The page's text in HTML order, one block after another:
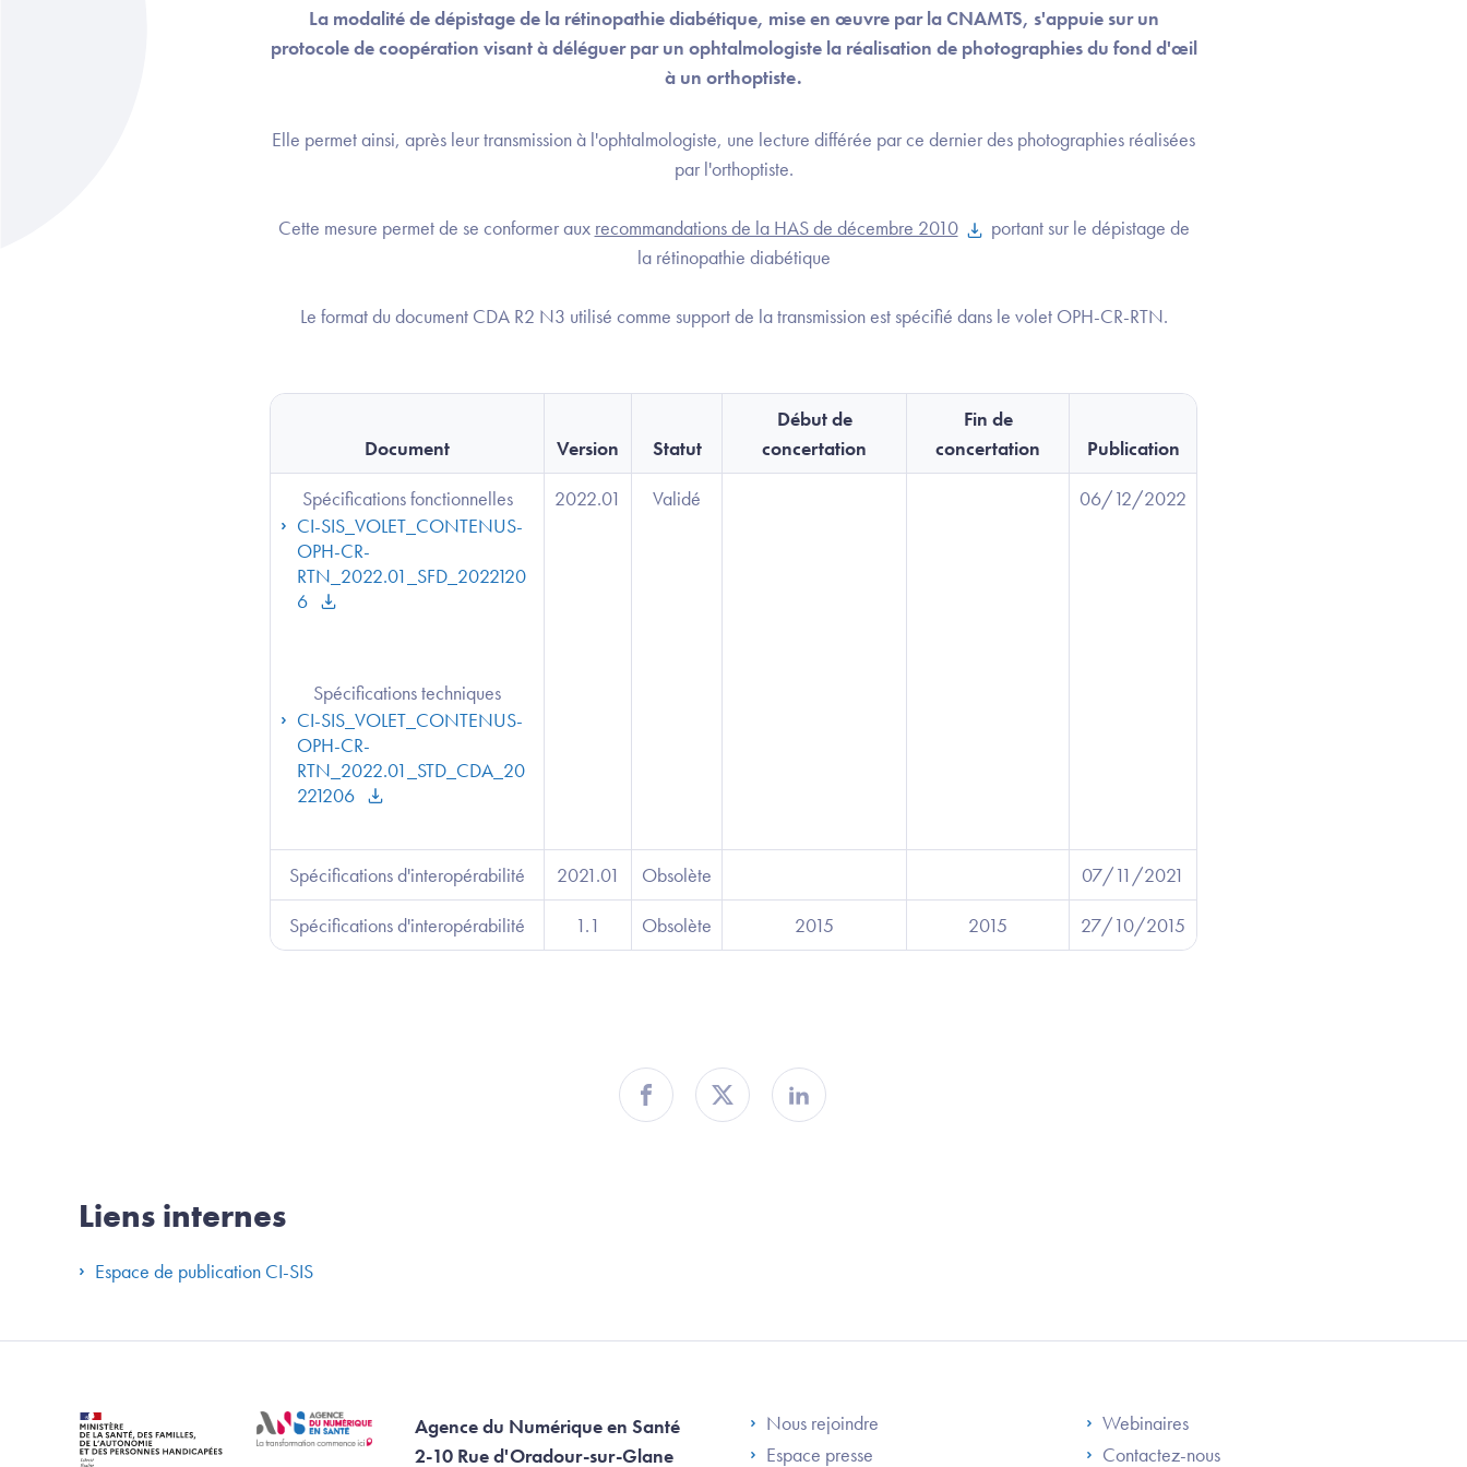
La modalité de dépistage de la rétinopathie diabétique, mise en œuvre par la CNAMTS, s'appuie sur un
protocole de coopération visant à déléguer par un ophtalmologiste la réalisation de photographies du fond d'œil
à un orthoptiste.
Elle permet ainsi, après leur transmission à l'ophtalmologiste, une lecture différée par ce dernier des photographies réalisées
par l'orthoptiste.
Cette mesure permet de se conformer aux recommandations de la HAS de décembre 2010
portant sur le dépistage de
la rétinopathie diabétique
Le format du document CDA R2 N3 utilisé comme support de la transmission est spécifié dans le volet OPH-CR-RTN.
Document Version Statut
Début de
concertation
Fin de
concertation
Publication
Spécifications fonctionnelles
CI-SIS_VOLET_CONTENUS-
OPH-CR-
RTN_2022.01_SFD_2022120
6
Spécifications techniques
CI-SIS_VOLET_CONTENUS-
OPH-CR-
RTN_2022.01_STD_CDA_20
221206
2022.01 Validé 06/12/2022
Spécifications d'interopérabilité 2021.01 Obsolète
07/11/2021
Spécifications d'interopérabilité
1.1 Obsolète 2015 2015 27/10/2015
Partager sur Facebook
Partager sur TwitterPartager sur Linkedin
Liens internes
Espace de publication CI-SIS
Agence du Numérique en Santé
2-10 Rue d'Oradour-sur-Glane
Footer Left ANS
Nous rejoindre
Espace presse
Footer Right ANS
Webinaires
Contactez-nous